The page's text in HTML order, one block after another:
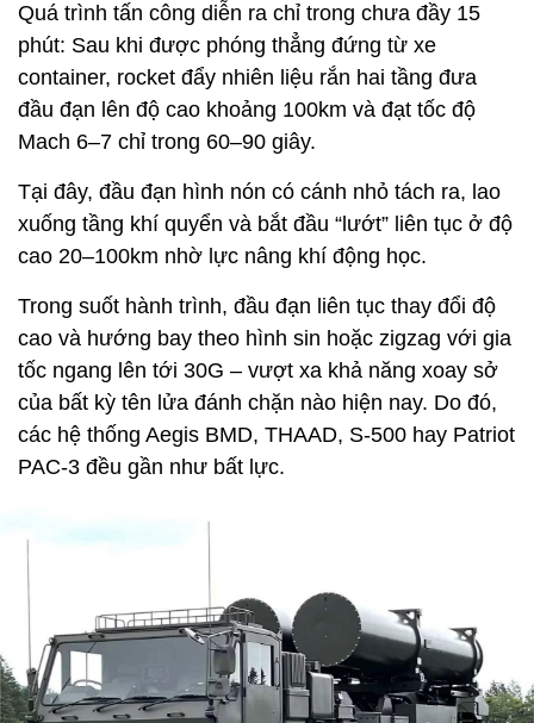
Quá trình tấn công diễn ra chỉ trong chưa đầy 15
phút: Sau khi được phóng thẳng đứng từ xe
container, rocket đẩy nhiên liệu rắn hai tầng đưa
đầu đạn lên độ cao khoảng 100km và đạt tốc độ
Mach 6–7 chỉ trong 60–90 giây.
Tại đây, đầu đạn hình nón có cánh nhỏ tách ra, lao
xuống tầng khí quyển và bắt đầu “lướt” liên tục ở độ
cao 20–100km nhờ lực nâng khí động học.
Trong suốt hành trình, đầu đạn liên tục thay đổi độ
cao và hướng bay theo hình sin hoặc zigzag với gia
tốc ngang lên tới 30G – vượt xa khả năng xoay sở
của bất kỳ tên lửa đánh chặn nào hiện nay. Do đó,
các hệ thống Aegis BMD, THAAD, S-500 hay Patriot
PAC-3 đều gần như bất lực.